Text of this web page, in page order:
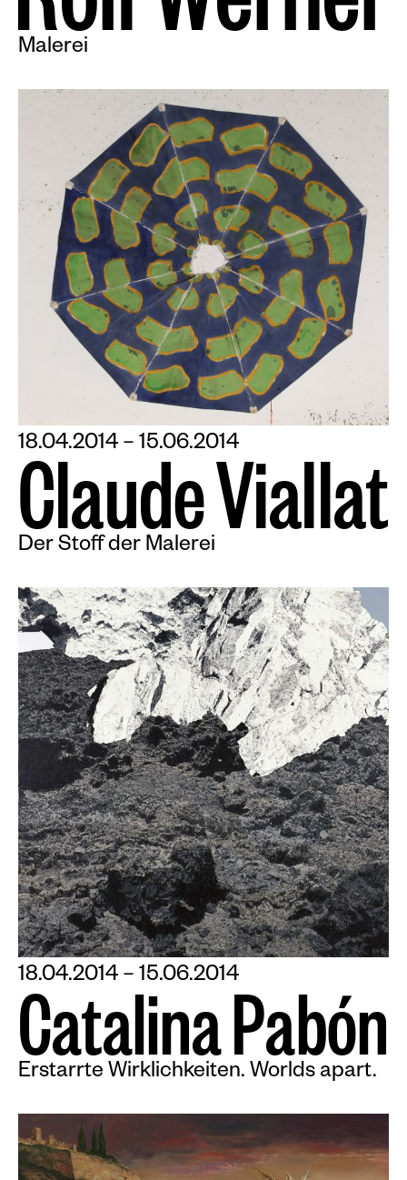
Malerei
18.04.2014 – 15.06.2014
ClaudeViallat
Der Stoff der Malerei
18.04.2014 – 15.06.2014
CatalinaPabón
Erstarrte Wirklichkeiten. Worlds apart.